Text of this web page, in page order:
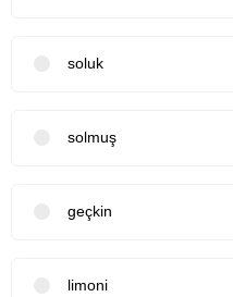
soluk
solmuş
geçkin
limoni